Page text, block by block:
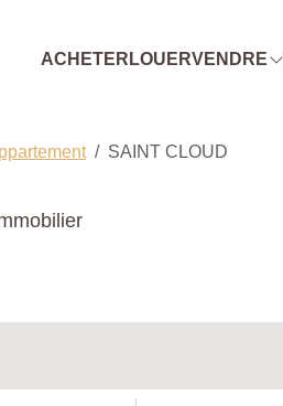
ACHETER LOUERVENDRE
SAINT CLOUD